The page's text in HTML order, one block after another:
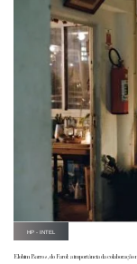
HP - INTEL
Elohim Barros, do Farol: a importância da colaboração